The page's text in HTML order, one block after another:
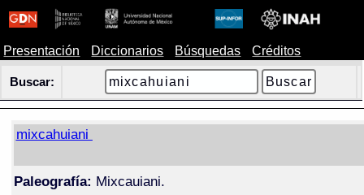
Presentación Diccionarios Búsquedas Créditos
Buscar:
mixcahuiani
Paleografía: Mixcauiani.